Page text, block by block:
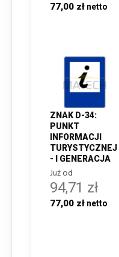
77,00 zł
ZNAK D-34:
PUNKT
INFORMACJI
TURYSTYCZNEJ
- I GENERACJA
Już od
94,71 zł
77,00 zł